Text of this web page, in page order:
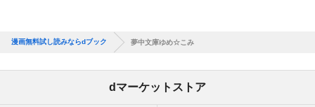
漫画無料試し読みならdブック 夢中文庫ゆめ☆こみ
dマーケットストア